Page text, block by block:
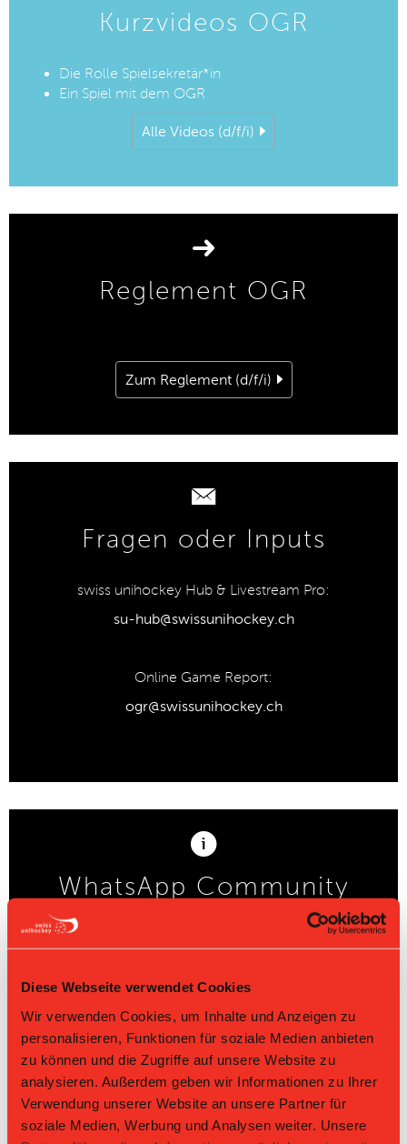
Diese Webseite verwendet Cookies
Wir verwenden Cookies, um Inhalte und Anzeigen zu
personalisieren, Funktionen für soziale Medien anbieten
zu können und die Zugriffe auf unsere Website zu
analysieren. Außerdem geben wir Informationen zu Ihrer
Verwendung unserer Website an unsere Partner für
soziale Medien, Werbung und Analysen weiter. Unsere
Kurzvideos OGR
Die Rolle Spielsekretär*in
Ein Spiel mit dem OGR
Alle Videos (d/f/i)
Reglement OGR
Zum Reglement (d/f/i)
Fragen oder Inputs
swiss unihockey Hub & Livestream Pro:
su-hub@swissunihockey.ch
Online Game Report:
ogr@swissunihockey.ch
WhatsApp Community